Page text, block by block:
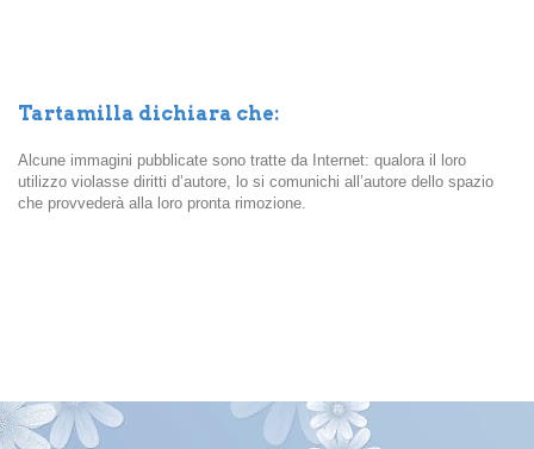
Tartamilla dichiara che:
Alcune immagini pubblicate sono tratte da Internet: qualora il loro
utilizzo violasse diritti d’autore, lo si comunichi all’autore dello spazio
che provvederà alla loro pronta rimozione.